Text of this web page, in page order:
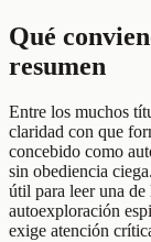
Qué
resumen
Entre los muchos
claridad con que
concebido como
sin obediencia
útil para leer una
autoexploración
exige atención